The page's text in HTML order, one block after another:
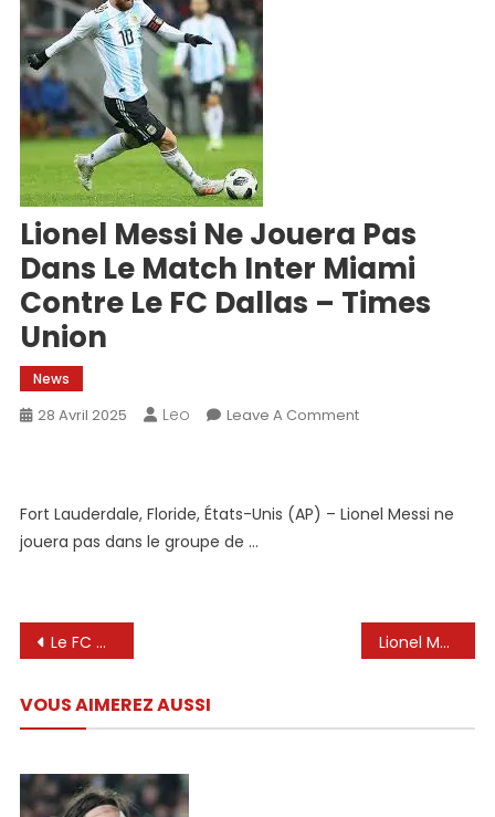
Lionel Messi Ne Jouera Pas
Dans Le Match Inter Miami
Contre Le FC Dallas – Times
Union
News
28 Avril 2025 Leo Leave A CommentOn
Jouera
Match
Inter
Fort Lauderdale, Floride, États-Unis (AP) – Lionel Messi ne
jouera pas dans le groupe de …
Navigation
l’article
Le FC Dallas Hands Lionel Messi-uns Inter Miami Première perte de la saison MLS Lionel Messi manque le match de l’Inter Miami contre le FC Dallas
VOUS AIMEREZ AUSSI